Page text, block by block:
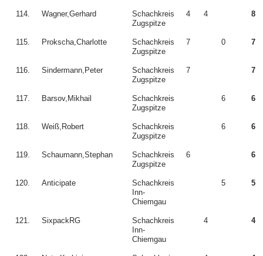
114. Wagner,Gerhard
Schachkreis
Zugspitze
4 4 8
115. Prokscha,Charlotte
Schachkreis
Zugspitze
7 0 7
116. Sindermann,Peter
Schachkreis
Zugspitze
7 7
117. Barsov,Mikhail
Schachkreis
Zugspitze
6 6
118. Weiß,Robert
Schachkreis
Zugspitze
6 6
119. Schaumann,Stephan
Schachkreis
Zugspitze
6 6
120. Anticipate
Schachkreis
Inn-
Chiemgau
5 5
121. SixpackRG
Schachkreis
Inn-
Chiemgau
4 4